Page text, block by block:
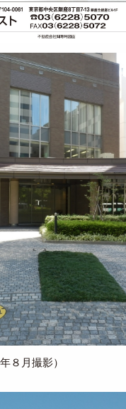
８月撮影）